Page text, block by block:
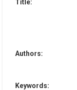
Title:
Authors:
Keywords: